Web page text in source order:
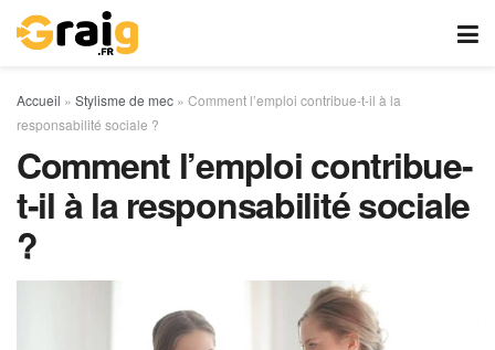
Accueil » Stylisme de mec » Comment l’emploi contribue-t-il à la
responsabilité sociale ?
Comment l’emploi contribue-
t-il à la responsabilité sociale
?